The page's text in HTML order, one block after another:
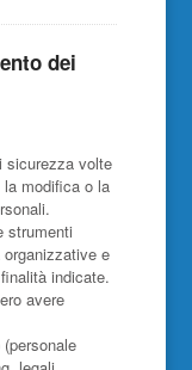
dei
sicurezza volte
la modifica o la
strumenti
e
indicate.
avere